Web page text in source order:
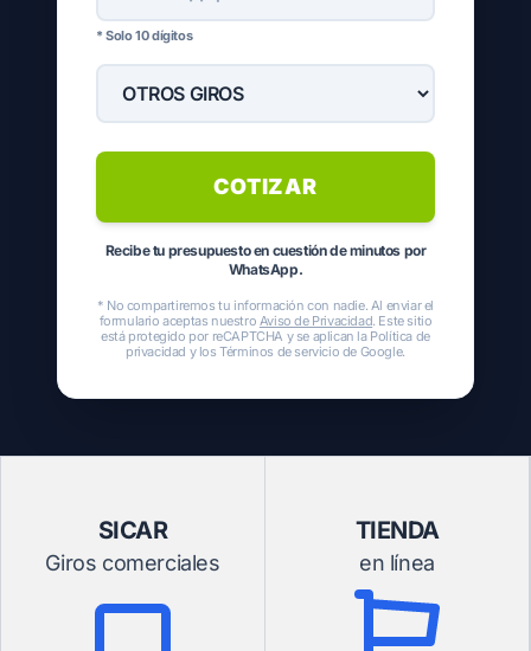
* Solo 10 dígitos
COTIZAR
Recibe tu presupuesto en cuestión de minutos por
WhatsApp.
* No compartiremos tu información con nadie. Al enviar el
formulario aceptas nuestro Aviso de Privacidad. Este sitio
está protegido por reCAPTCHA y se aplican la Política de
privacidad y losTérminos de servicio de Google.
SICAR
Giros comerciales
TIENDA
en línea